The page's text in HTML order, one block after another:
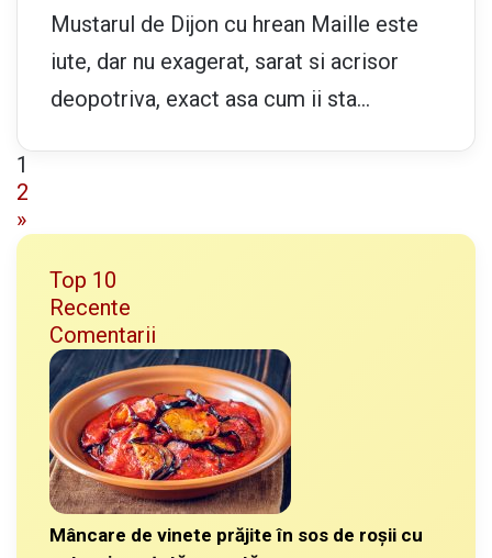
Mustarul de Dijon cu hrean Maille este
iute, dar nu exagerat, sarat si acrisor
deopotriva, exact asa cum ii sta…
1
2
»
Top 10
Recente
Comentarii
Mâncare de vinete prăjite în sos de roșii cu